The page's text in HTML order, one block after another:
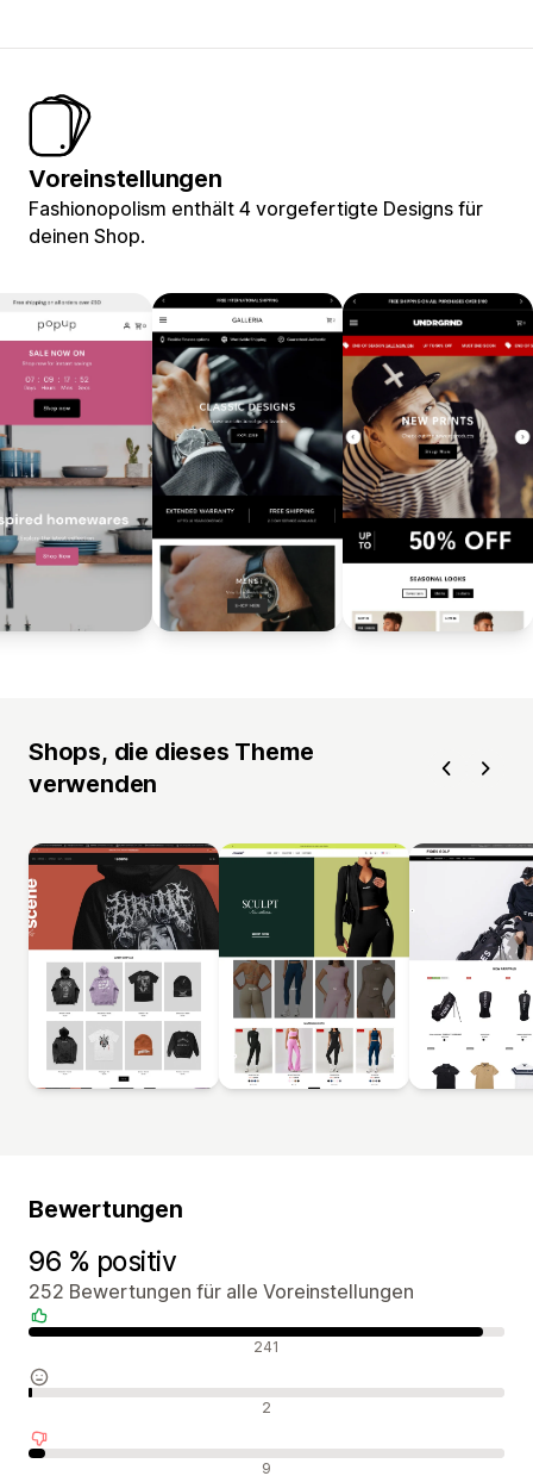
Voreinstellungen
Fashionopolism enthält 4 vorgefertigte Designs für
deinen Shop.
Shops, die dieses Theme
verwenden
Bewertungen
96 % positiv
252 Bewertungen für alle Voreinstellungen
Positive Bewertungen 241
Neutrale Bewertungen 2
Negative Bewertungen 9